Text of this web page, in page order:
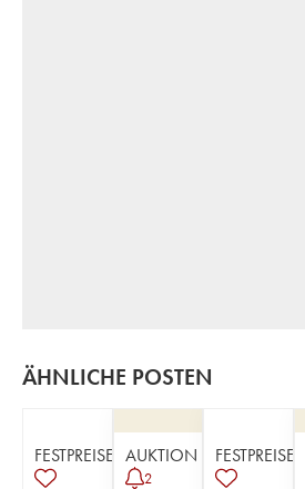
ÄHNLICHE POSTEN
FESTPREISE AUKTION
2
FESTPREISE